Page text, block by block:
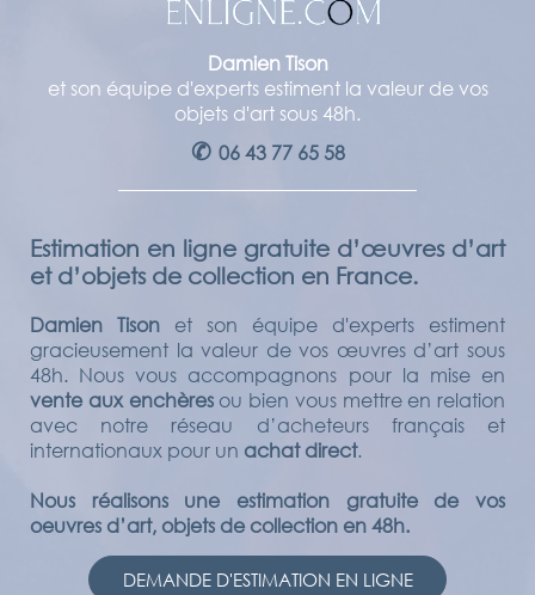
Damien Tison
et son équipe d'experts estiment la valeur de vos
objets d'art sous 48h.
✆ 06 43 77 65 58
Estimation en ligne gratuite d’œuvres d’art
et d’objets de collection en France.
Damien Tison et son équipe d'experts estiment
gracieusement la valeur de vos œuvres d’art sous
48h. Nous vous accompagnons pour la mise en
vente aux enchèresou bien vous mettre en relation
avec notre réseau d’acheteurs français et
internationaux pour un achat direct.
Nous réalisons une estimation gratuite de vos
oeuvres d’art, objets de collection en 48h.
DEMANDE D'ESTIMATION EN LIGNE